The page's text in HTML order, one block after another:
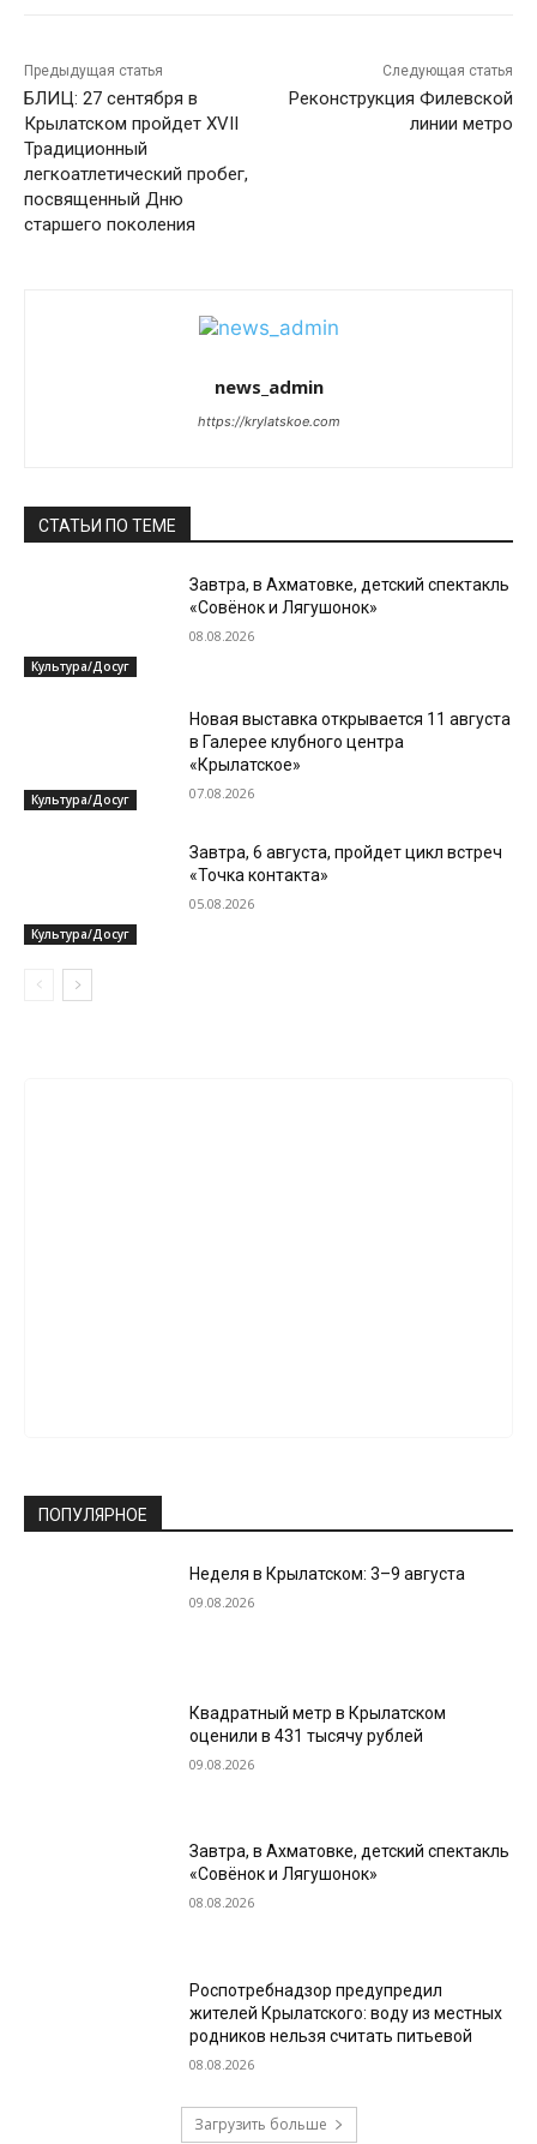
Предыдущая статья
БЛИЦ: 27 сентября в
Крылатском пройдет XVII
Традиционный
легкоатлетический пробег,
посвященный Дню
старшего поколения
Следующая статья
Реконструкция Филевской
линии метро
news_admin
https://krylatskoe.com
СТАТЬИ ПО ТЕМЕ
Культура/Досуг
Завтра, в Ахматовке, детский спектакль
«Совёнок и Лягушонок»
08.08.2026
Культура/Досуг
Новая выставка открывается 11 августа
в Галерее клубного центра
«Крылатское»
07.08.2026
Культура/Досуг
Завтра, 6 августа, пройдет цикл встреч
«Точка контакта»
05.08.2026
ПОПУЛЯРНОЕ
Неделя в Крылатском: 3–9 августа
09.08.2026
Квадратный метр в Крылатском
оценили в 431 тысячу рублей
09.08.2026
Завтра, в Ахматовке, детский спектакль
«Совёнок и Лягушонок»
08.08.2026
Роспотребнадзор предупредил
жителей Крылатского: воду из местных
родников нельзя считать питьевой
08.08.2026
Загрузить больше